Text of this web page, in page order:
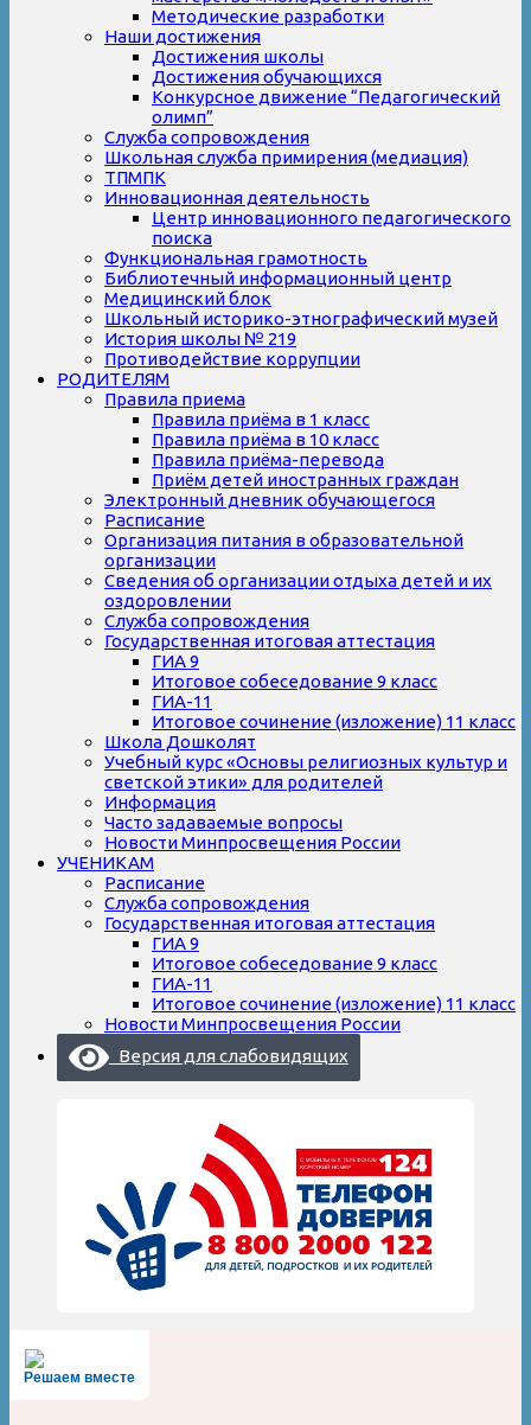
Методические разработки
Наши достижения
Достижения школы
Достижения обучающихся
Конкурсное движение “Педагогический
олимп”
Служба сопровождения
Школьная служба примирения (медиация)
ТПМПК
Инновационная деятельность
Центр инновационного педагогического
поиска
Функциональная грамотность
Библиотечный информационный центр
Медицинский блок
Школьный историко-этнографический музей
История школы № 219
Противодействие коррупции
РОДИТЕЛЯМ
Правила приема
Правила приёма в 1 класс
Правила приёма в 10 класс
Правила приёма-перевода
Приём детей иностранных граждан
Электронный дневник обучающегося
Расписание
Организация питания в образовательной
организации
Сведения об организации отдыха детей и их
оздоровлении
Служба сопровождения
Государственная итоговая аттестация
ГИА 9
Итоговое собеседование 9 класс
ГИА-11
Итоговое сочинение (изложение) 11 класс
Школа Дошколят
Учебный курс «Основы религиозных культур и
светской этики» для родителей
Информация
Часто задаваемые вопросы
Новости Минпросвещения России
УЧЕНИКАМ
Расписание
Служба сопровождения
Государственная итоговая аттестация
ГИА 9
Итоговое собеседование 9 класс
ГИА-11
Итоговое сочинение (изложение) 11 класс
Новости Минпросвещения России
Версия для слабовидящих
Решаем вместе